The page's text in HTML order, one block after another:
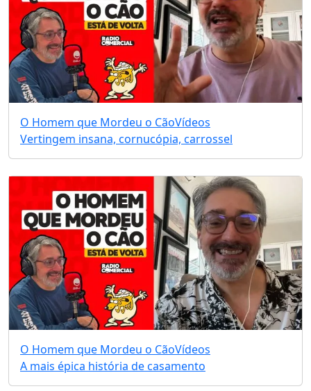
O Homem que Mordeu o CãoVídeos
Vertingem insana, cornucópia, carrossel
O Homem que Mordeu o CãoVídeos
A mais épica história de casamento